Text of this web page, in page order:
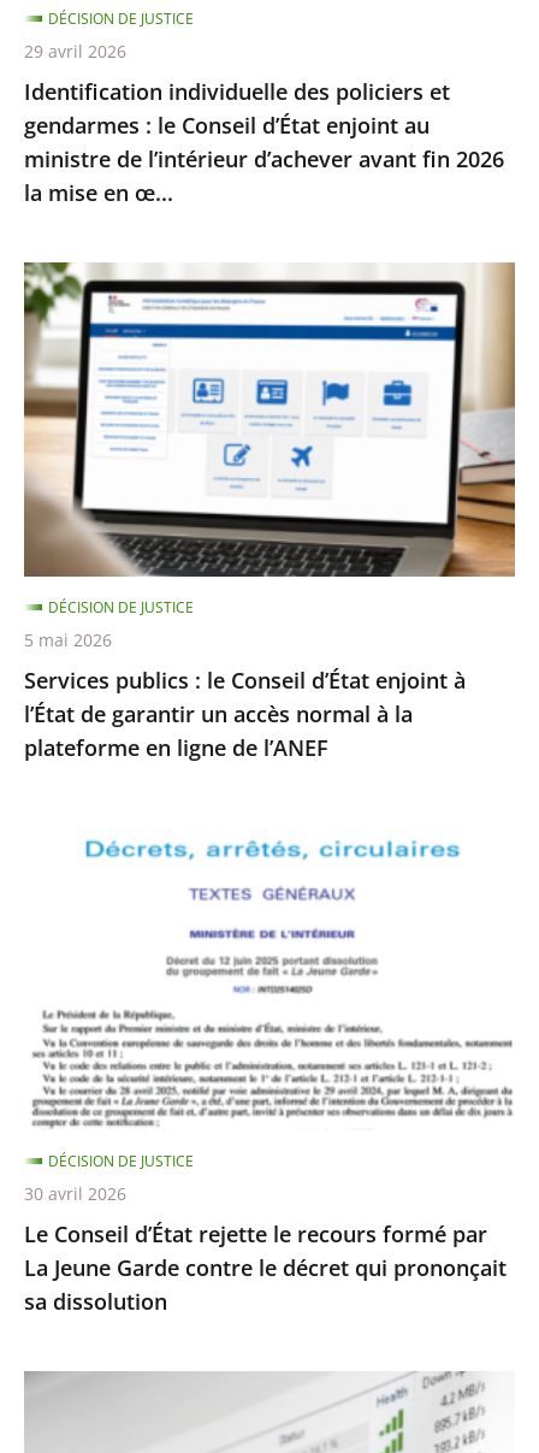
enjoint
au
ministre
de
l’intérieur
d’achever
fin
2026
la
mise
en
œ...
Identification individuelle des policiers et
gendarmes : le Conseil d’État enjoint au
ministre de l’intérieur d’achever avant fin 2026
la mise en œ...
DÉCISION DE JUSTICE
29 avril 2026
Services
publics
le
Conseil
d’État
enjoint
l’État
de
garantir
un
accès
normal
à
Services publics : le Conseil d’État enjoint à
l’État de garantir un accès normal à la
plateforme en ligne de l’ANEF
DÉCISION DE JUSTICE
5 mai 2026
Conseil
formé
par
La
Jeune
Garde
contre
le
décret
qui
sa
Le Conseil d’État rejette le recours formé par
La Jeune Garde contre le décret qui prononçait
sa dissolution
DÉCISION DE JUSTICE
30 avril 2026
Protection